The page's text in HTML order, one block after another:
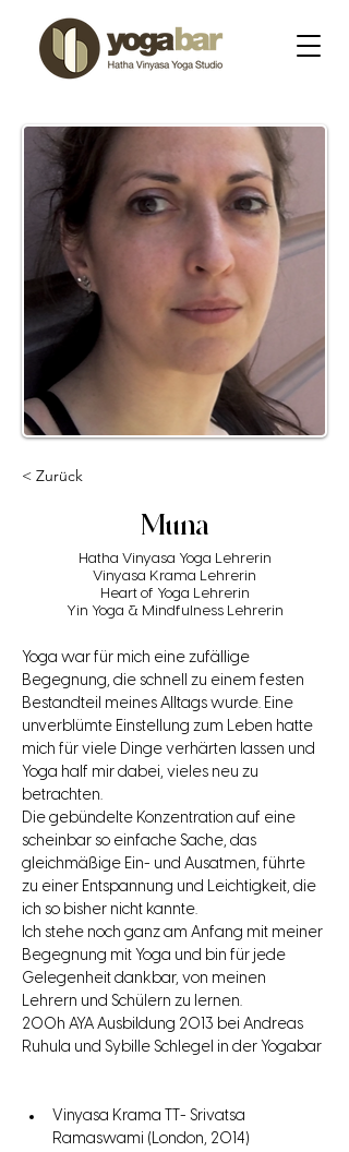
< Zurück
Muna
Hatha Vinyasa Yoga Lehrerin
Vinyasa Krama Lehrerin
Heart of Yoga Lehrerin
Yin Yoga & Mindfulness Lehrerin
Yoga war für mich eine zufällige
Begegnung, die schnell zu einem festen
Bestandteil meines Alltags wurde. Eine
unverblümte Einstellung zum Leben hatte
mich für viele Dinge verhärten lassen und
Yoga half mir dabei, vieles neu zu
betrachten.
Die gebündelte Konzentration auf eine
scheinbar so einfache Sache, das
gleichmäßige Ein- und Ausatmen, führte
zu einer Entspannung und Leichtigkeit, die
ich so bisher nicht kannte.
Ich stehe noch ganz am Anfang mit meiner
Begegnung mit Yoga und bin für jede
Gelegenheit dankbar, von meinen
Lehrern und Schülern zu lernen.
200h AYA Ausbildung 2013 bei Andreas
Ruhula und Sybille Schlegel in der Yogabar
Vinyasa Krama TT- Srivatsa
Ramaswami (London, 2014)